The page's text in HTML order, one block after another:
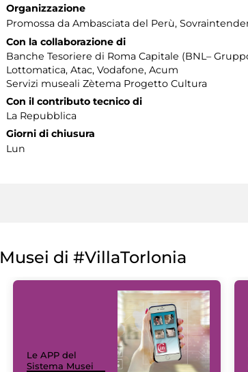
Organizzazione
Promossa da Ambasciata del Perù,
Con la collaborazione di
Banche Tesoriere di Roma Capitale (BNL–
Lottomatica, Atac, Vodafone, Acum
Servizi museali Zètema Progetto Cultura
Con il contributo tecnico di
La Repubblica
Giorni di chiusura
Lun
Musei di #VillaTorlonia
Le APP del
Sistema Musei